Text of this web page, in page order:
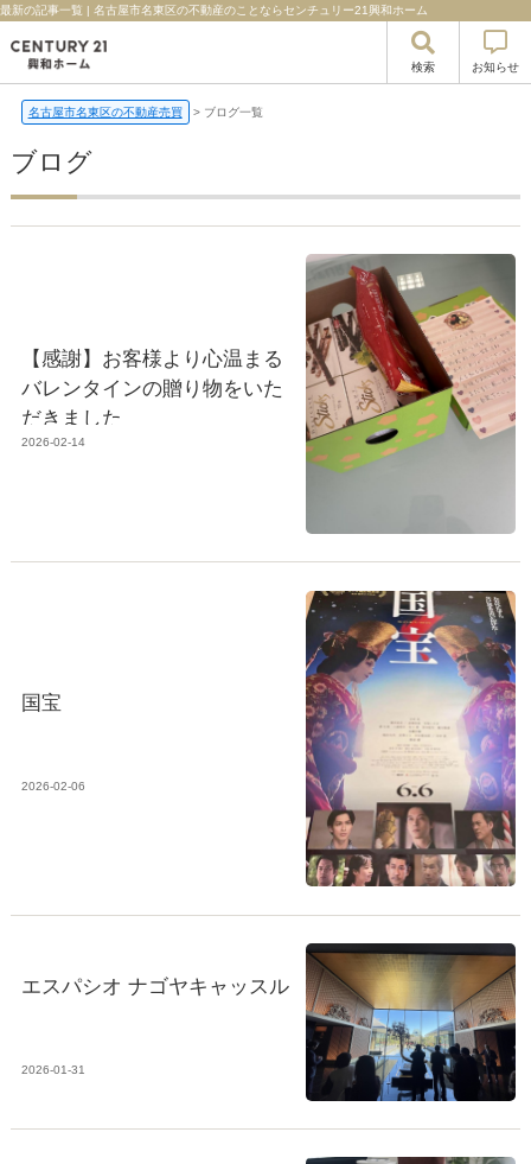
最新の記事一覧 | 名古屋市名東区の不動産のことならセンチュリー21興和ホーム
検索 お知らせ
名古屋市名東区の不動産売買 > ブログ一覧
ブログ
【感謝】お客様より心温まる
バレンタインの贈り物をいた
だきました
2026-02-14
国宝
2026-02-06
エスパシオ ナゴヤキャッスル
2026-01-31